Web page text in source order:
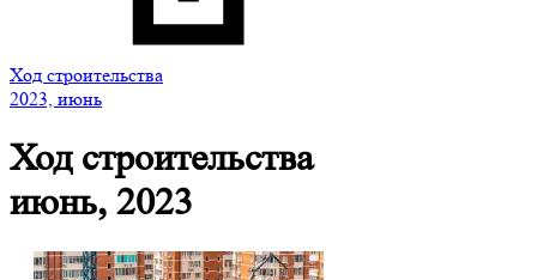
Ход строительства
2023, июнь
Ход строительства
июнь, 2023